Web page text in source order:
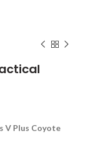
V Plus Coyote